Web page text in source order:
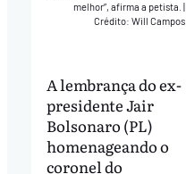
melhor”, afirma a petista.
Crédito: Will Campos
A lembrança do ex-
presidente Jair
Bolsonaro (PL)
homenageando o
coronel do